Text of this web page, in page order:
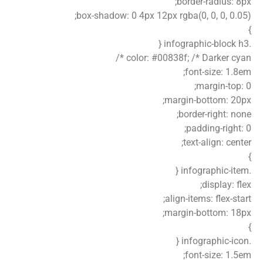
box-shadow: 0 4px 12px rgba(0, 0, 0, 0.05);
}
.infographic-block h3 {
color: #00838f; /* Darker cyan */
font-size: 1.8em;
margin-top: 0;
margin-bottom: 20px;
border-right: none;
padding-right: 0;
text-align: center;
}
.infographic-item {
display: flex;
align-items: flex-start;
margin-bottom: 18px;
}
.infographic-icon {
font-size: 1.5em;